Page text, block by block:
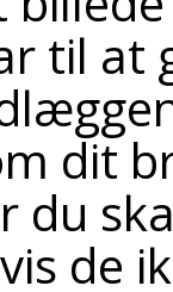
til at
dit
du
de